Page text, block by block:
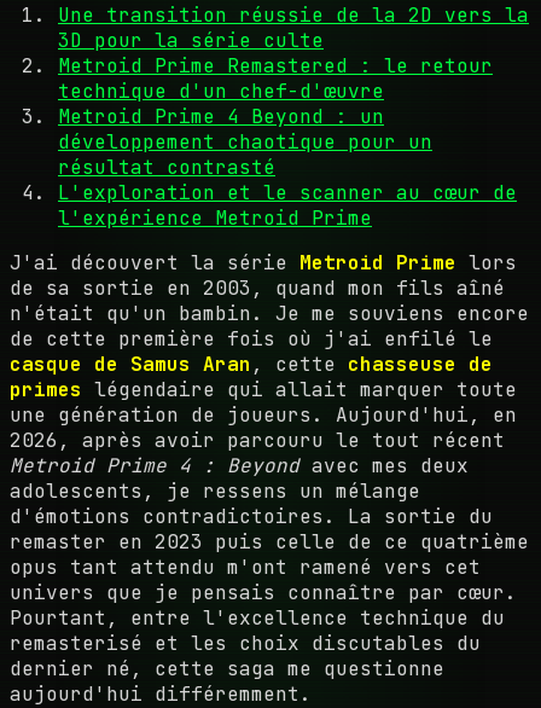
Une transition réussie de la 2D vers la
3D pour la série culte
Metroid Prime Remastered : le retour
technique d'un chef-d'œuvre
Metroid Prime 4 Beyond : un
développement chaotique pour un
résultat contrasté
L'exploration et le scanner au cœur de
l'expérience Metroid Prime
J'ai découvert la série Metroid Prime lors
de sa sortie en 2003, quand mon fils aîné
n'était qu'un bambin. Je me souviens encore
de cette première fois où j'ai enfilé le
casque de Samus Aran , cette chasseuse de
primes légendaire qui allait marquer toute
une génération de joueurs. Aujourd'hui, en
2026, après avoir parcouru le tout récent
Metroid Prime 4 : Beyondavec mes deux
adolescents, je ressens un mélange
d'émotions contradictoires. La sortie du
remaster en 2023 puis celle de ce quatrième
opus tant attendu m'ont ramené vers cet
univers que je pensais connaître par cœur.
Pourtant, entre l'excellence technique du
remasterisé et les choix discutables du
dernier né, cette saga me questionne
aujourd'hui différemment.